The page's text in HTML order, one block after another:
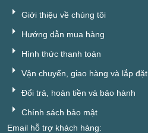
Giới thiệu về chúng tôi
Hướng dẫn mua hàng
Hình thức thanh toán
Vận chuyển, giao hàng và lắp đặt
Đổi trả, hoàn tiền và bảo hành
Chính sách bảo mật
Email hỗ trợ khách hàng: